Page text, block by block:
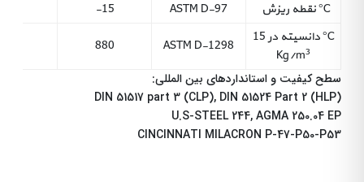
نمایندگان
اخبار
و
تبلیغات
نقطه ریزش °C
ASTM D-97
-15
دانسیته در 15 °C
Kg/m3
ASTM D-1298
880
سطح کیفیت و استانداردهای بین المللی:
DIN 51517 part 3 (CLP), DIN 51524 Part 2 (HLP)
U.S-STEEL 244, AGMA 250.04 EP
CINCINNATI MILACRON P-47-P50-P53